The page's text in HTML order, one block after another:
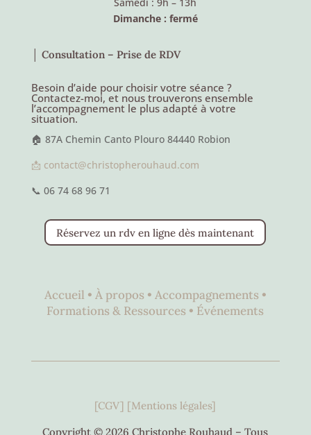
Dimanche : fermé
│ Consultation – Prise de RDV
Besoin d’aide pour choisir votre séance ?
Contactez-moi, et nous trouverons ensemble
l’accompagnement le plus adapté à votre
situation.
🏠 87A Chemin Canto Plouro 84440 Robion
📩 contact@christopherouhaud.com
📞 06 74 68 96 71
Réservez un rdv en ligne dès maintenant
Accueil • À propos • Accompagnements •
Formations & Ressources • Événements
[CGV] [Mentions légales]
Copyright © 2026 Christophe Rouhaud – Tous